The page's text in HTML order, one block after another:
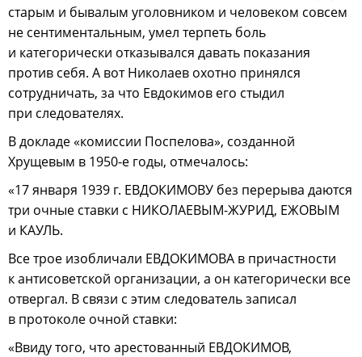
старым и бывалым уголовником и человеком совсем
не сентиментальным, умел терпеть боль
и категорически отказывался давать показания
против себя. А вот Николаев охотно принялся
сотрудничать, за что Евдокимов его стыдил
при следователях.
В докладе «комиссии Поспелова», созданной
Хрущевым в 1950-е годы, отмечалось:
«17 января 1939 г. ЕВДОКИМОВУ без перерыва даются
три очные ставки с НИКОЛАЕВЫМ-ЖУРИД, ЕЖОВЫМ
и КАУЛЬ.
Все трое изобличали ЕВДОКИМОВА в причастности
к антисоветской организации, а он категорически все
отвергал. В связи с этим следователь записал
в протоколе очной ставки:
«Ввиду того, что арестованный ЕВДОКИМОВ,